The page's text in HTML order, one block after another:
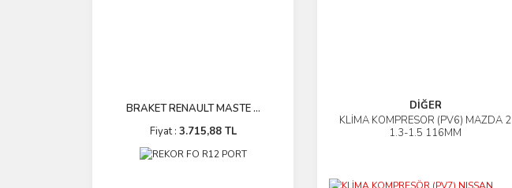
BRAKET RENAULT MASTE ...
Fiyat : 3.715,88 TL
DİĞER
KLİMA KOMPRESÖR (PV6) MAZDA 2
1.3-1.5 116MM
İncele